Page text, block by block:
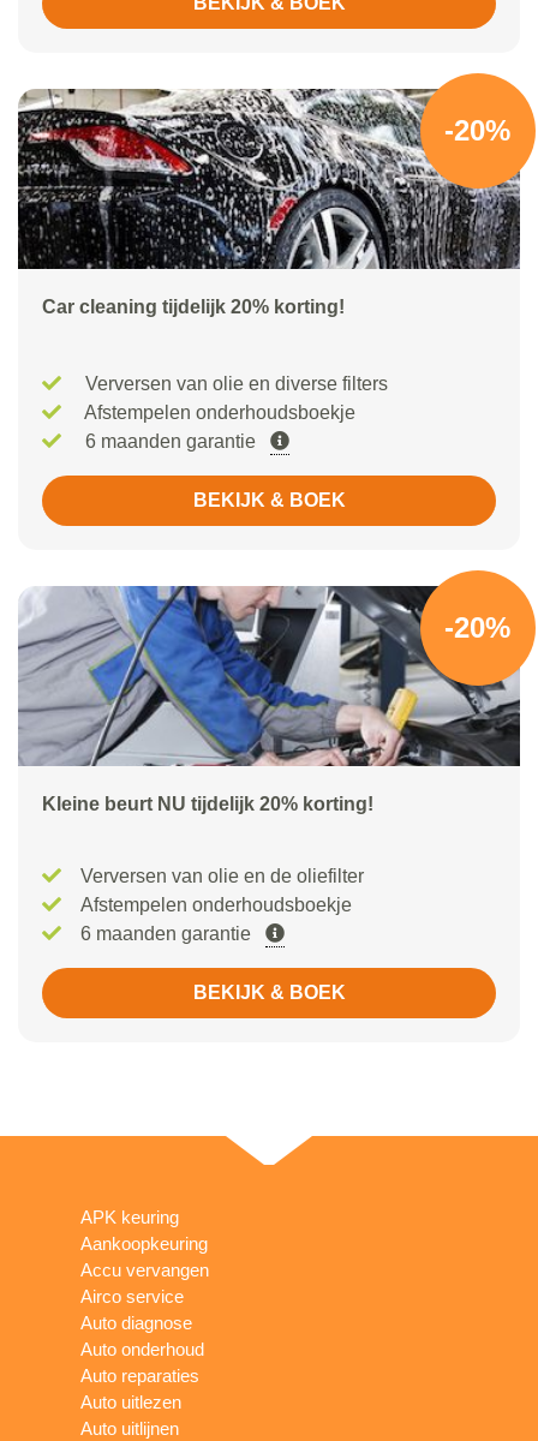
-20%
Car cleaning tijdelijk 20% korting!
Verversen van olie en diverse filters
Afstempelen onderhoudsboekje
6 maanden garantie
BEKIJK & BOEK
-20%
Kleine beurt NU tijdelijk 20% korting!
Verversen van olie en de oliefilter
Afstempelen onderhoudsboekje
6 maanden garantie
BEKIJK & BOEK
APK keuring
Aankoopkeuring
Accu vervangen
Airco service
Auto diagnose
Auto onderhoud
Auto reparaties
Auto uitlezen
Auto uitlijnen